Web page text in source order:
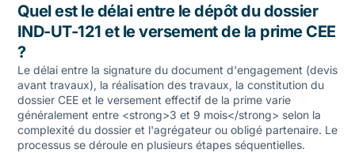
Quel est le délai entre le dépôt du dossier
IND-UT-121 et le versement de la prime CEE
?
Le délai entre la signature du document d'engagement (devis
avant travaux), la réalisation des travaux, la constitution du
dossier CEE et le versement effectif de la prime varie
généralement entre <strong>3 et 9 mois</strong> selon la
complexité du dossier et l'agrégateur ou obligé partenaire. Le
processus se déroule en plusieurs étapes séquentielles.